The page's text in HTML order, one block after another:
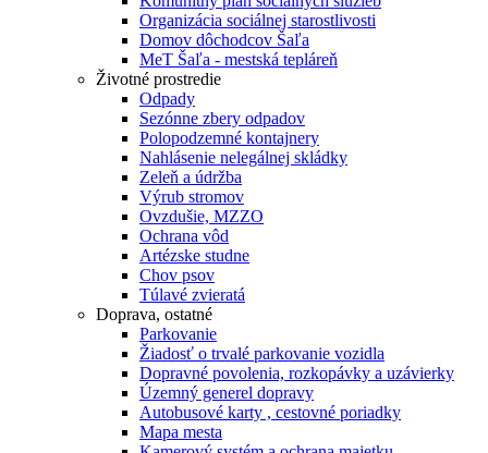
Organizácia sociálnej starostlivosti
Domov dôchodcov Šaľa
MeT Šaľa - mestská tepláreň
Životné prostredie
Odpady
Sezónne zbery odpadov
Polopodzemné kontajnery
Nahlásenie nelegálnej skládky
Zeleň a údržba
Výrub stromov
Ovzdušie, MZZO
Ochrana vôd
Artézske studne
Chov psov
Túlavé zvieratá
Doprava, ostatné
Parkovanie
Žiadosť o trvalé parkovanie vozidla
Dopravné povolenia, rozkopávky a uzávierky
Územný generel dopravy
Autobusové karty , cestovné poriadky
Mapa mesta